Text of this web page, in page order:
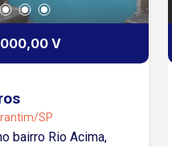
V
SP
bairro Rio Acima,